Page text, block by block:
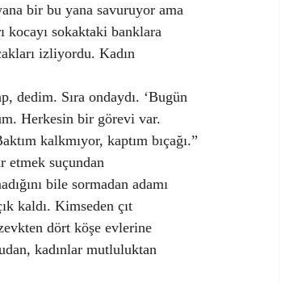
bir bu yana savuruyor ama
sokaktaki banklara
izliyordu. Kadın
dedim. Sıra ondaydı. ‘Bugün
Herkesin bir görevi var.
kalkmıyor, kaptım bıçağı.”
etmek suçundan
bile sormadan adamı
kaldı. Kimseden çıt
dört köşe evlerine
kadınlar mutluluktan